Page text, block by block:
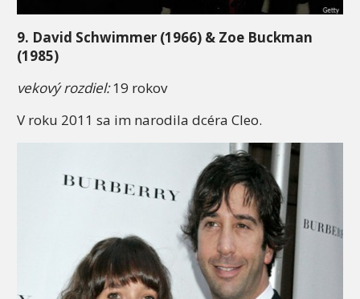
9. David Schwimmer (1966) & Zoe Buckman
(1985)
vekový rozdiel:19 rokov
V roku 2011 sa im narodila dcéra Cleo.